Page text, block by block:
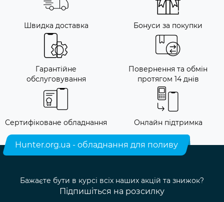
Швидка доставка Бонуси за покупки
Гарантійне
обслуговування
Повернення та обмін
протягом 14 днів
Сертифіковане обладнання Онлайн підтримка
Hunter.org.ua - обладнання для поливу
Бажаєте бути в курсі всіх наших акцій та знижок?
Підпишіться на розсилку